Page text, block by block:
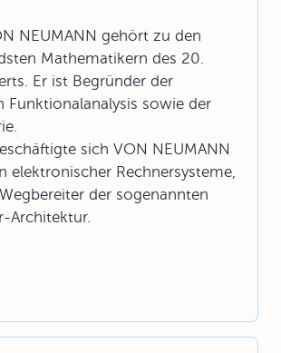
NEUMANN gehört zu den
Mathematikern des 20.
Er ist Begründer der
Funktionalanalysis sowie der
sich VON NEUMANN
elektronischer Rechnersysteme,
der sogenannten
Architektur.